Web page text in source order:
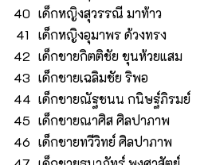
40 เด็กหญิงสุวรรณี มาท้าว
41
เด็กหญิงอุมาพร ด้วงทรง
42 เด็กชายกิตติชัย ขุนห้วยแสม
43 เด็กชายเฉลิมชัย ริพอ
44 เด็กชายณัฐชนน กนิษฐ์ภิรมย์
45 เด็กชายณาศิส ศิลปาภาพ
46 เด็กชายทวีวิทย์ ศิลปาภาพ